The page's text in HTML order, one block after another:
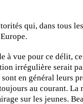
qui, dans tous
à vue pour ce délit,
irrégulière serait
en général leurs
au courant. La
sur les jeunes.